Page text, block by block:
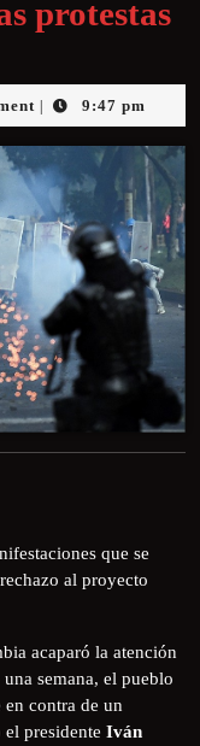
protestas
9:47 pm
que se
al proyecto
acaparó la atención
semana, el pueblo
contra de un
presidente Iván